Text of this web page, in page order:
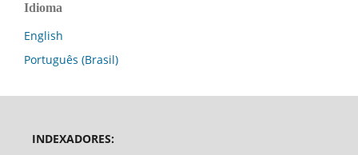
Idioma
English
Português (Brasil)
INDEXADORES: